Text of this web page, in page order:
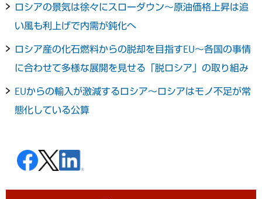
ロシアの景気は徐々にスローダウン～原油価格上昇は追
い風も利上げで内需が鈍化へ
ロシア産の化石燃料からの脱却を目指すEU～各国の事情
に合わせて多様な展開を見せる「脱ロシア」の取り組み
EUからの輸入が激減するロシア～ロシアはモノ不足が常
態化している公算